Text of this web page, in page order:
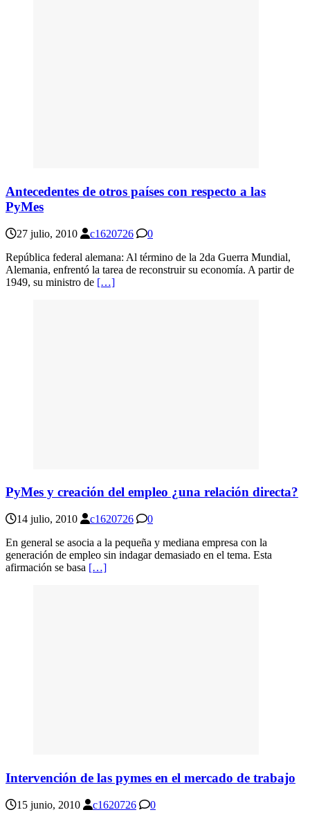
Antecedentes de otros países con respecto a las
PyMes
27 julio, 2010 c1620726
0
República federal alemana: Al término de la 2da Guerra Mundial,
Alemania, enfrentó la tarea de reconstruir su economía. A partir de
1949, su ministro de […]
PyMes y creación del empleo ¿una relación directa?
14 julio, 2010 c1620726
0
En general se asocia a la pequeña y mediana empresa con la
generación de empleo sin indagar demasiado en el tema. Esta
afirmación se basa […]
Intervención de las pymes en el mercado de trabajo
15 junio, 2010 c1620726 0